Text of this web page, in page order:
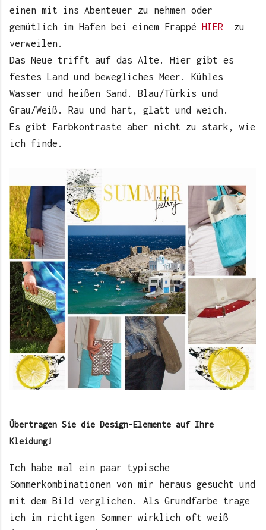
einen mit ins Abenteuer zu nehmen oder
gemütlich im Hafen bei einem Frappé
HIER
zu
verweilen.
Das Neue trifft auf das Alte. Hier gibt es
festes Land und bewegliches Meer. Kühles
Wasser und heißen Sand. Blau/Türkis und
Grau/Weiß. Rau und hart, glatt und weich.
Es gibt Farbkontraste aber nicht zu stark, wie
ich finde.
Übertragen Sie die Design-Elemente auf Ihre
Kleidung!
Ich habe mal ein paar typische
Sommerkombinationen von mir heraus gesucht und
mit dem Bild verglichen. Als Grundfarbe trage
ich im richtigen Sommer wirklich oft weiß